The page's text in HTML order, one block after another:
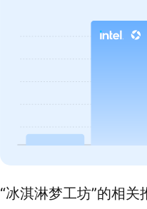
“冰淇淋梦工坊”的相